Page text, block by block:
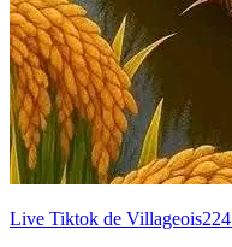
Live Tiktok de